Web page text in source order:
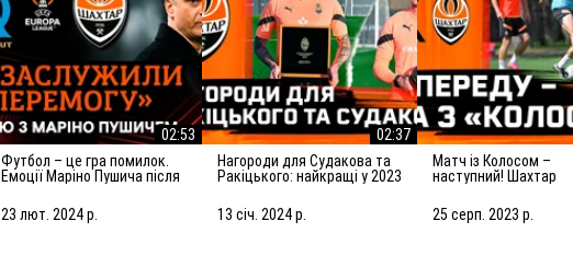
02:53
Футбол – це гра помилок.
Емоції Маріно Пушича після
23 лют. 2024 р.
02:37
Нагороди для Судакова та
Ракіцького: найкращі у 2023
13 січ. 2024 р.
Матч із Колосом –
наступний! Шахтар
25 серп. 2023 р.